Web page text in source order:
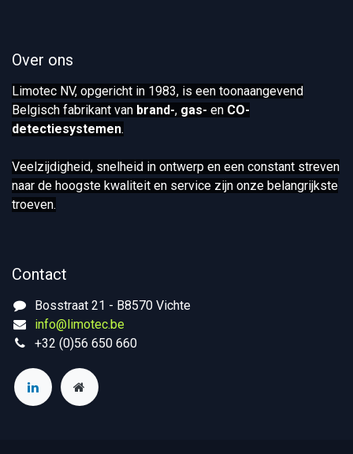
Over ons
Limotec NV, opgericht in 1983, is een toonaangevend
Belgisch fabrikant van brand-, gas- en CO-
detectiesystemen.
Veelzijdigheid, snelheid in ontwerp en een constant streven
naar de hoogste kwaliteit en service zijn onze belangrijkste
troeven.
Contact
Bosstraat 21 - B8570 Vichte
info@limotec.be
+32 (0)56 650 660